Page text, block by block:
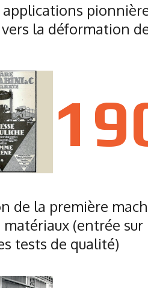
applications
la déformation
de la première
matériaux (entrée sur
tests de qualité)